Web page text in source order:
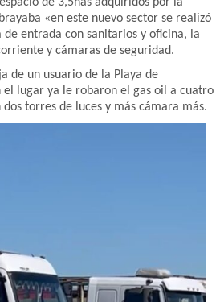
«en este nuevo sector se realizó
entrada con sanitarios y oficina, la
y cámaras de seguridad.
de un usuario de la Playa de
el lugar ya le robaron el gas oil a cuatro
torres de luces y más cámara más.